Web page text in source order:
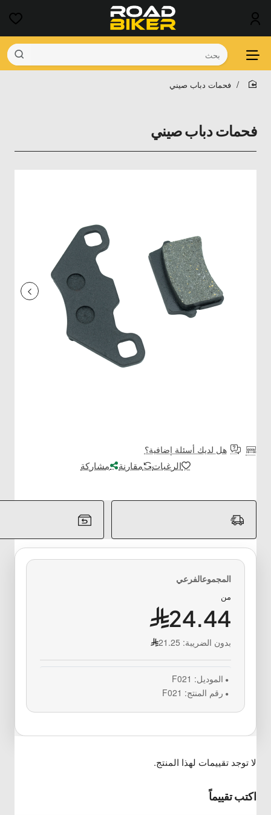
بحث
فحمات دباب صيني
فحمات دباب صيني
هل لديك أسئلة إضافية؟
الرغبات مقارنة مشاركة
من
24.44
بدون الضريبة: 21.25
الموديل: F021
رقم المنتج: F021
لا توجد تقييمات لهذا المنتج.
اكتب تقييماً